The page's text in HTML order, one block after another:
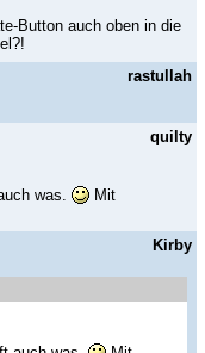
Button auch oben in die
rastullah
quilty
was.
Mit
Kirby